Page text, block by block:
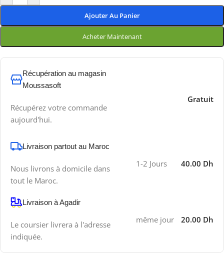
Ajouter Au Panier
Acheter Maintenant
Récupération au magasin
Moussasoft
Récupérez votre commande
aujourd'hui.
Gratuit
Livraison partout au Maroc
Nous livrons à domicile dans
tout le Maroc.
1-2 Jours 40.00 Dh
Livraison à Agadir
Le coursier livrera à l'adresse
indiquée.
même jour 20.00 Dh